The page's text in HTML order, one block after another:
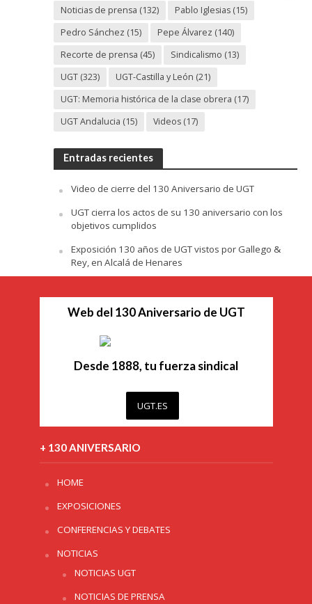
Noticias de prensa (132) Pablo Iglesias(15)
Pedro Sánchez (15) Pepe Álvarez (140)
Recorte de prensa (45) Sindicalismo (13)
UGT(323) UGT-Castilla y León (21)
UGT: Memoria histórica de la clase obrera (17)
UGT Andalucia (15) Videos(17)
Entradas recientes
Video de cierre del 130 Aniversario de UGT
UGT cierra los actos de su 130 aniversario con los
objetivos cumplidos
Exposición 130 años de UGT vistos por Gallego &
Rey, en Alcalá de Henares
Web del 130 Aniversario de UGT
Desde 1888, tu fuerza sindical
UGT.ES
+ 130 ANIVERSARIO
HOME
EXPOSICIONES
CONFERENCIAS Y DEBATES
NOTICIAS
NOTICIAS UGT
NOTICIAS DE PRENSA